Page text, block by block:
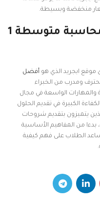
منخفضة وبسيطة.
من يقوم بحل واجبات محاسبة متوسطة 1
أفضل
ومدرب من الخبراء
والمهارات الواسعة في مجال
يتميزون بالكفاءة الكبيرة في تقديم الحلول
يتميزون بتقديم شروحات
من المفاهيم الأساسية
الطلاب على فهم كيفية